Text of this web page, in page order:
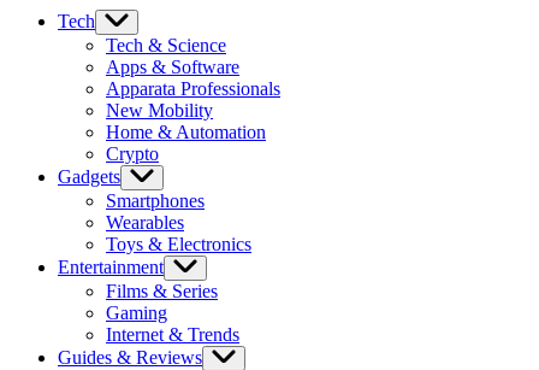
Tech
Tech & Science
Apps & Software
Apparata Professionals
New Mobility
Home & Automation
Crypto
Gadgets
Smartphones
Wearables
Toys & Electronics
Entertainment
Films & Series
Gaming
Internet & Trends
Guides & Reviews